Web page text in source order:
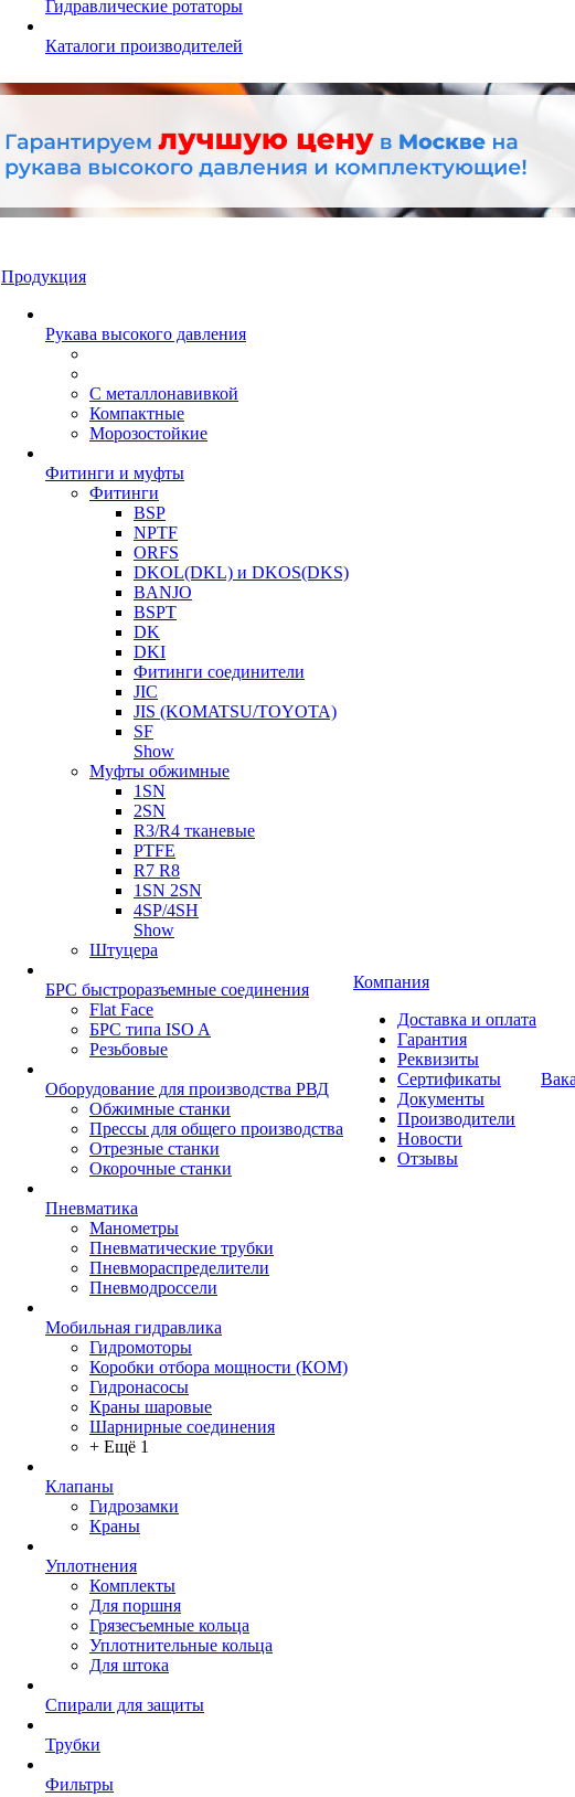
Гидравлические ротаторы
Каталоги производителей
Продукция
Рукава высокого давления
С металлонавивкой
Компактные
Морозостойкие
Фитинги и муфты
Фитинги
BSP
NPTF
ORFS
DKOL(DKL) и DKOS(DKS)
BANJO
BSPT
DK
DKI
Фитинги соединители
JIC
JIS (KOMATSU/TOYOTA)
SF
Show
Муфты обжимные
1SN
2SN
R3/R4 тканевые
PTFE
R7 R8
1SN 2SN
4SP/4SH
Show
Штуцера
БРС быстроразъемные соединения
Flat Face
БРС типа ISO A
Резьбовые
Оборудование для производства РВД
Обжимные станки
Прессы для общего производства
Отрезные станки
Окорочные станки
Пневматика
Манометры
Пневматические трубки
Пневмораспределители
Пневмодроссели
Мобильная гидравлика
Гидромоторы
Коробки отбора мощности (КОМ)
Гидронасосы
Краны шаровые
Шарнирные соединения
+ Ещё 1
Клапаны
Гидрозамки
Краны
Уплотнения
Комплекты
Для поршня
Грязесъемные кольца
Уплотнительные кольца
Для штока
Спирали для защиты
Трубки
Фильтры
Компания
Доставка и оплата
Гарантия
Реквизиты
Сертификаты
Документы
Производители
Новости
Отзывы